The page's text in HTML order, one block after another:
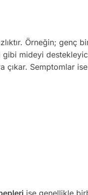
Örneğin; genç
gibi mideyi
çıkar. Semptomlar ise